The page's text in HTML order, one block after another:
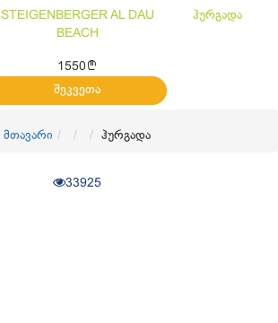
STEIGENBERGER AL DAU
BEACH
ჰურგადა
1550 l
შეკვეთა
მთავარი ჰურგადა
33925